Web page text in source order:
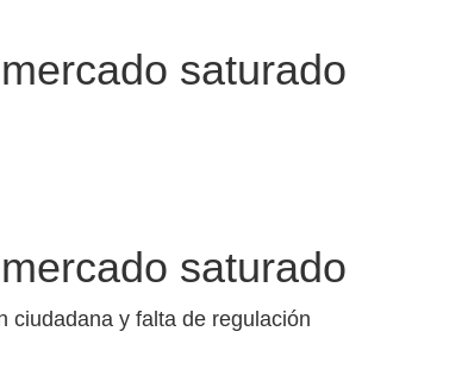
saturado
saturado
ciudadana y falta de regulación